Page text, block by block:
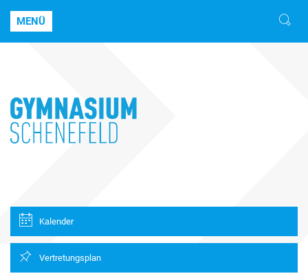
MENÜ
Kalender
Vertretungsplan